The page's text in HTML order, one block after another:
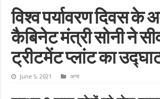
विश्व पर्यावरण दिवस के
कैबिनेट मंत्री सोनी ने
ट्रीटमेंट प्लांट का
June 5, 2021 अन्य